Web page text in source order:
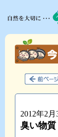
2012年2月
臭い物